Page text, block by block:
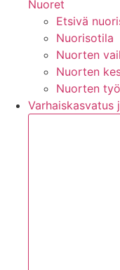
Nuoret
Etsivä
Nuorisotila
Nuorten
Nuorten
Nuorten
Varhaiskasvatus